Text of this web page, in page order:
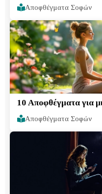
Αποφθέγματα Σοφών
10 Αποφθέγματα για
ευτυχέστερη ζωή
Αποφθέγματα Σοφών